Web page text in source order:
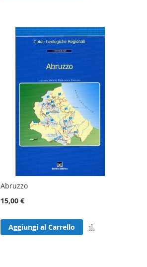
Abruzzo
15,00 €
Aggiungi al Carrello